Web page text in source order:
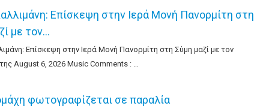
Επίσκεψη στην Ιερά Μονή Πανορμίτη στη
με τον…
Επίσκεψη στην Ιερά Μονή Πανορμίτη στη Σύμη μαζί με τον
August 6, 2026 Music Comments : …
φωτογραφίζεται σε παραλία